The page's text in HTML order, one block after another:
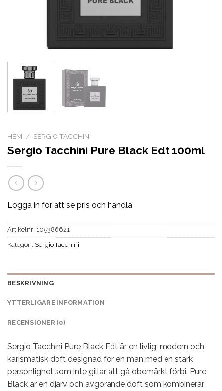
HEM / SERGIO TACCHINI
Sergio Tacchini Pure Black Edt 100ml
Logga in för att se pris och handla
Artikelnr: 105386621
Kategori: Sergio Tacchini
BESKRIVNING
YTTERLIGARE INFORMATION
RECENSIONER (0)
Sergio Tacchini Pure Black Edt är en livlig, modern och
karismatisk doft designad för en man med en stark
personlighet som inte gillar att gå obemärkt förbi. Pure
Black är en djärv och avgörande doft som kombinerar